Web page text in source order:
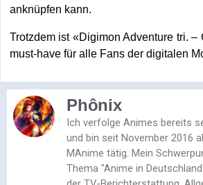
anknüpfen kann.
Trotzdem ist «Digimon Adventure tri. –
must-have für alle Fans der digitalen
Phônix
Ich verfolge Animes bereits
und bin seit November 2016
MAnime tätig. Mein
Thema "Anime in